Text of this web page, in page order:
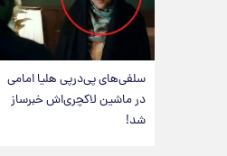
سلفی‌های پی‌درپی هلیا امامی
در ماشین لاکچری‌اش خبرساز
شد!